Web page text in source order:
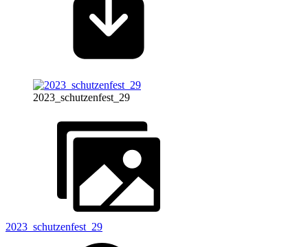
2023_schutzenfest_29
2023_schutzenfest_29